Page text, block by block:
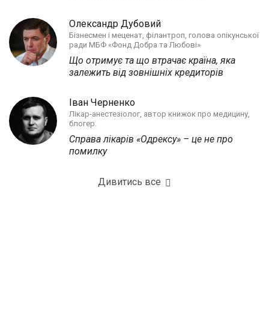
Олександр Дубовий
Бізнесмен і меценат, філантроп, голова опікунської
ради МБФ «Фонд Добра та Любові»
Що отримує та що втрачає країна, яка
залежить від зовнішніх кредиторів
Іван Черненко
Лікар-анестезіолог, автор книжок про медицину,
блогер.
Справа лікарів «Одрексу» – це не про
помилку
Дивитись все